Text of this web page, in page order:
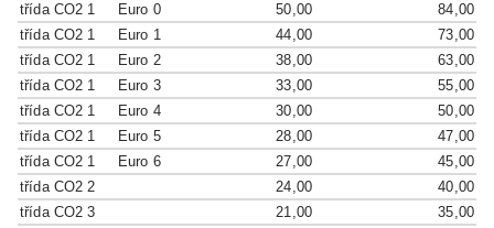
třída CO2 1
Euro 0 50,00
84,00
třída CO2 1
Euro 1 44,00
73,00
třída CO2 1
Euro 2 38,00
63,00
třída CO2 1
Euro 3 33,00
55,00
třída CO2 1
Euro 4 30,00
50,00
třída CO2 1
Euro 5 28,00
47,00
třída CO2 1
Euro 6 27,00
45,00
třída CO2 2
24,00
40,00
třída CO2 3
21,00
35,00